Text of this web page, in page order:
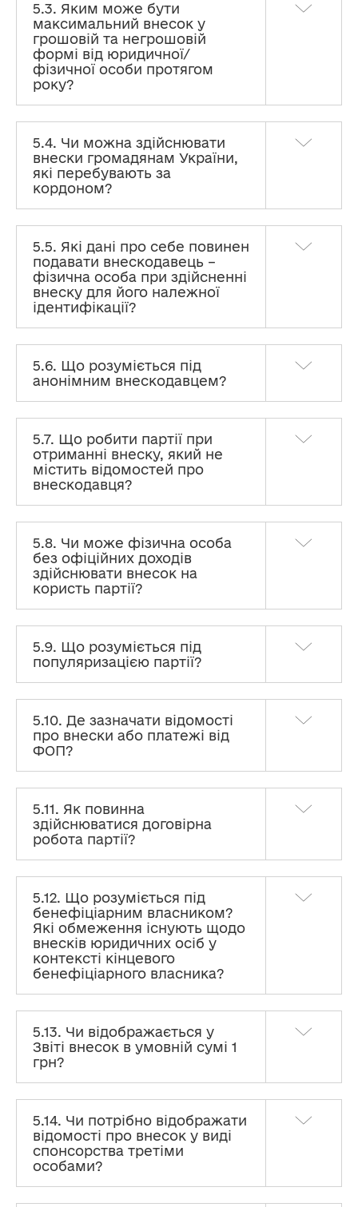
5.3. Яким може бути
максимальний внесок у
грошовій та негрошовій
формі від юридичної/
фізичної особи протягом
року?
5.4. Чи можна здійснювати
внески громадянам України,
які перебувають за
кордоном?
5.5. Які дані про себе повинен
подавати внескодавець –
фізична особа при здійсненні
внеску для його належної
ідентифікації?
5.6. Що розуміється під
анонімним внескодавцем?
5.7. Що робити партії при
отриманні внеску, який не
містить відомостей про
внескодавця?
5.8. Чи може фізична особа
без офіційних доходів
здійснювати внесок на
користь партії?
5.9. Що розуміється під
популяризацією партії?
5.10. Де зазначати відомості
про внески або платежі від
ФОП?
5.11. Як повинна
здійснюватися договірна
робота партії?
5.12. Що розуміється під
бенефіціарним власником?
Які обмеження існують щодо
внесків юридичних осіб у
контексті кінцевого
бенефіціарного власника?
5.13. Чи відображається у
Звіті внесок в умовній сумі 1
грн?
5.14. Чи потрібно відображати
відомості про внесок у виді
спонсорства третіми
особами?